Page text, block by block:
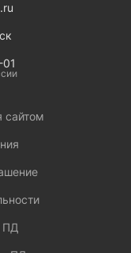
сайтом
ПД